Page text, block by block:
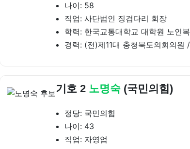
나이: 58
직업: 사단법인 징검다리 회장
학력: 한국교통대학교 대학원 노인
경력: (전)제11대 충청북도의회의
기호 2 노명숙 (국민의힘)
정당: 국민의힘
나이: 43
직업: 자영업